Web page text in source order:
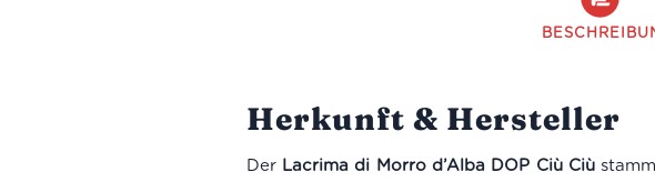
Herkunft & Hersteller
Der Lacrima di Morro d’Alba DOP Ciù Ciù